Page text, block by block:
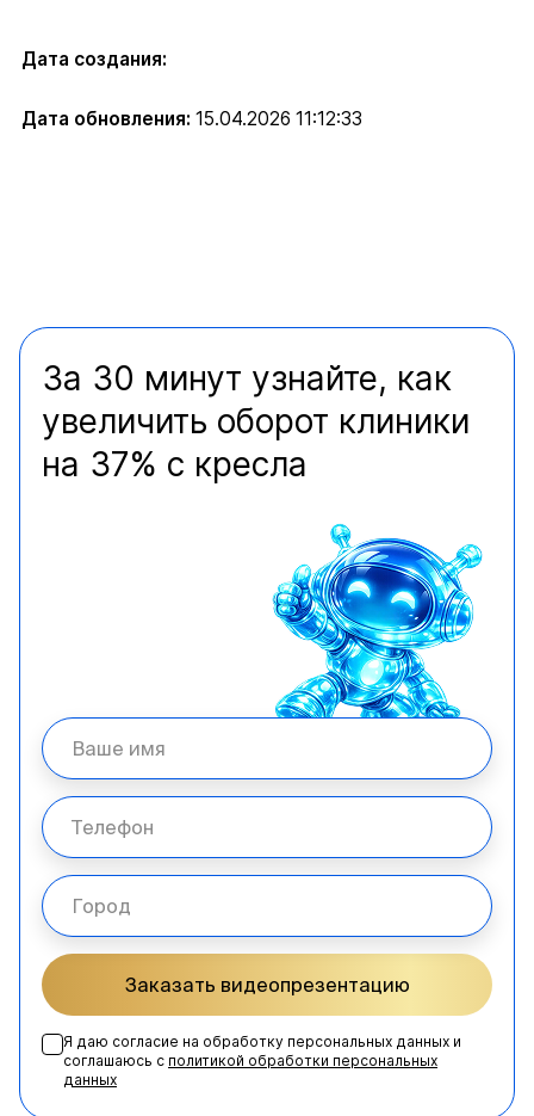
Дата создания:
Дата обновления: 15.04.2026 11:12:33
За 30 минут узнайте, как
увеличить оборот клиники
на 37% с кресла
Заказать видеопрезентацию
Я даю согласие на обработку персональных данных и
соглашаюсь с политикой обработки персональных
данных